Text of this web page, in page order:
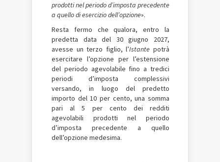
prodotti nel periodo d’imposta precedente
a quello di esercizio dell’opzione».
Resta fermo che qualora, entro la
predetta data del 30 giugno 2027,
avesse un terzo figlio, l’Istantepotrà
esercitare l’opzione per l’estensione
del periodo agevolabile fino a tredici
periodi d’imposta complessivi
versando, in luogo del predetto
importo del 10 per cento, una somma
pari al 5 per cento dei redditi
agevolabili prodotti nel periodo
d’imposta precedente a quello
dell’opzione medesima.